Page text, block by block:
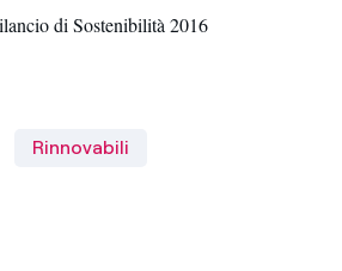
di Sostenibilità 2016
Rinnovabili